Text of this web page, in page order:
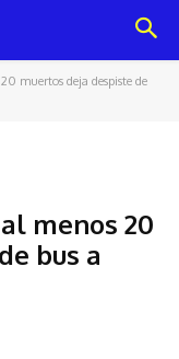
muertos deja despiste de
menos 20
bus a